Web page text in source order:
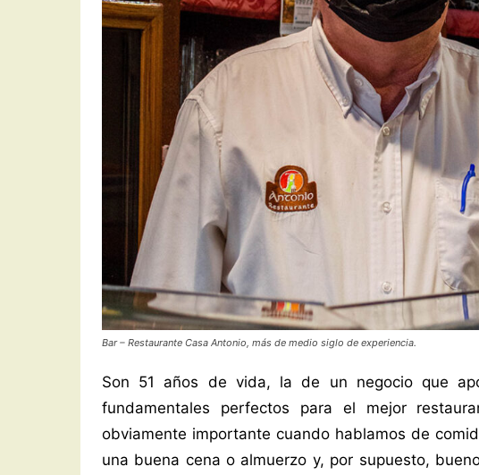
Bar – Restaurante Casa Antonio, más de medio siglo de experiencia.
Son 51 años de vida, la de un negocio que
fundamentales perfectos para el mejor
obviamente importante cuando hablamos de
una buena cena o almuerzo y, por supuesto,